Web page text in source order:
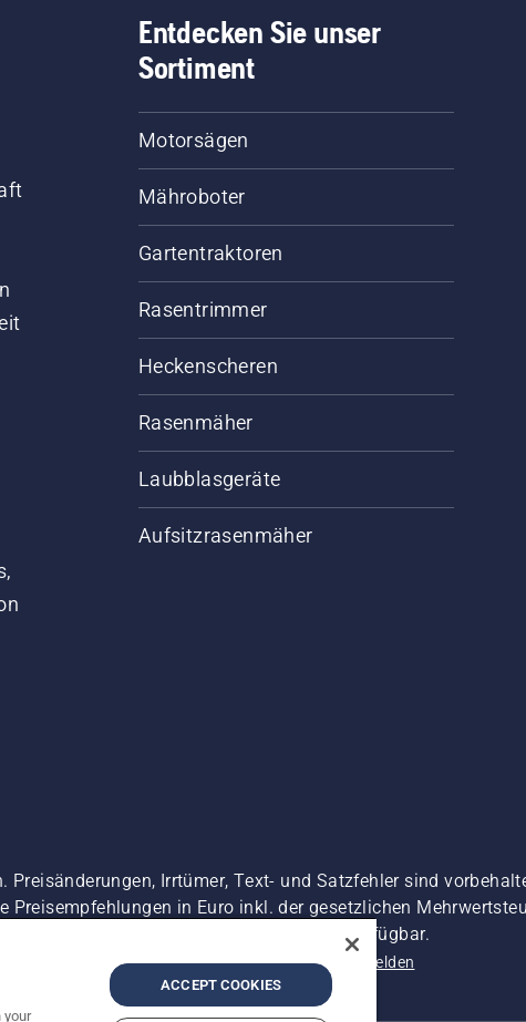
Entdecken Sie unser
Sortiment
Motorsägen
Mähroboter
Gartentraktoren
Rasentrimmer
Heckenscheren
Rasenmäher
Laubblasgeräte
Aufsitzrasenmäher
Irrtümer, Text- und Satzfehler sind
in Euro inkl. der gesetzlichen
sei denn sie sind für den direkten Kauf verfügbar.
Impressum Vermutete Verstöße melden
your
ACCEPT COOKIES